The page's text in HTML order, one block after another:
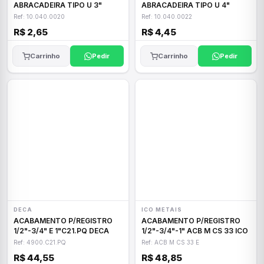
ABRACADEIRA TIPO U 3"
Ref: 10.040.0020
R$ 2,65
Carrinho Pedir
ABRACADEIRA TIPO U 4"
Ref: 10.040.0022
R$ 4,45
Carrinho Pedir
DECA
ACABAMENTO P/REGISTRO
1/2"-3/4" E 1"C21.PQ DECA
Ref: 4900.C21.PQ
R$ 44,55
ICO METAIS
ACABAMENTO P/REGISTRO
1/2"-3/4"-1" ACB M CS 33 ICO
Ref: ACB M CS 33 E
R$ 48,85